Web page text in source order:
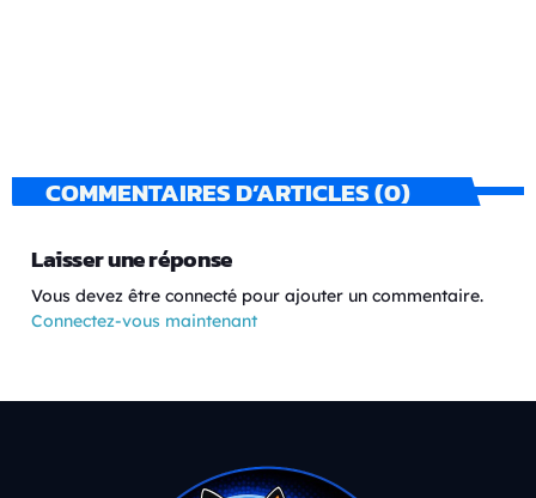
COMMENTAIRES D’ARTICLES (0)
Laisser une réponse
Vous devez être connecté pour ajouter un commentaire.
Connectez-vous maintenant